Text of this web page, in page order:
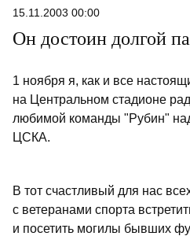
15.11.2003 00:00
Он достоин долгой
1 ноября я, как и все
на Центральном стадионе
любимой команды "Рубин"
ЦСКА.
В тот счастливый для нас
с ветеранами спорта
и посетить могилы бывших